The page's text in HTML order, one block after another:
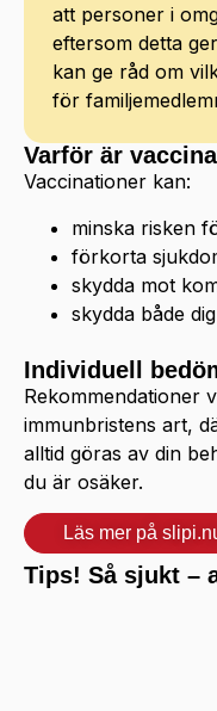
att personer i
eftersom detta
kan ge råd om
för
Varför är
Vaccinationer kan:
minska risken
förkorta
skydda mot
skydda både
Individuell
Rekommendationer
immunbristens art,
alltid göras av din
du är osäker.
Läs mer på
Tips! Så sjukt –